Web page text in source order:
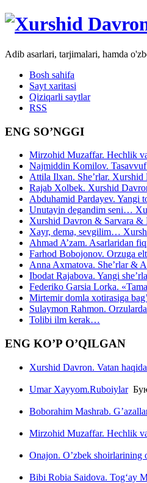
Adib asarlari, tarjimalari, hamda
Bosh sahifa
Sayt xaritasi
Qiziqarli saytlar
RSS
ENG SO’NGGI
Mirzohid Muzaffar. Hechlik
Najmiddin Komilov.
Attila Ilxan. She’rlar. Xurshid
Rajab Xolbek. Xurshid
Abduhamid Pardayev. Yangi
Unutayin degandim seni…
Xurshid Davron & Sarvara
Xayr, dema, sevgilim…
Ahmad A’zam. Asarlaridan
Farhod Bobojonov. Orzuga
Anna Axmatova. She’rlar &
Ibodat Rajabova. Yangi
Federiko Garsia Lorka.
Mirtemir domla xotirasiga
Sulaymon Rahmon.
Tolibi ilm kerak…
ENG KO’P O’QILGAN
Xurshid Davron. Vatan haqida
Umar Xayyom.Ruboiylar
Boborahim Mashrab.
Mirzohid Muzaffar. Hechlik
Onajon. O’zbek shoirlarining
Bibi Robia Saidova. Tog‘ay